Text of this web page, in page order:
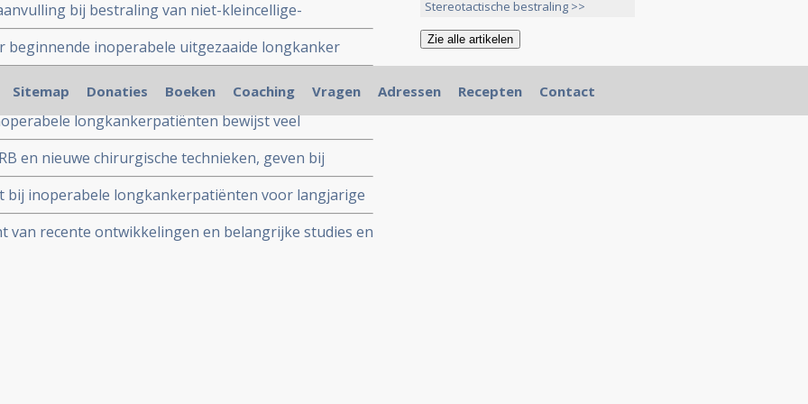
bij bestraling van niet-kleincellige-
resultaten in twee fase II studies bij 52 en 51
beginnende inoperabele uitgezaaide longkanker
van 40 procent en en ziektevrije tijd van 26 procent.
4 jaar te bedragen.
longkanker lijkt uitstekend alternatief voor
effectiever.
longkankerpatiënten bewijst veel
bijwerkingen te zijn dan traditionele bestraling van
en nieuwe chirurgische technieken, geven bij
stadium I uitstekende resultaten op overlevingstijd,
bij inoperabele longkankerpatiënten voor langjarige
dan 2 cm. voor 89 procent 5-jaars overleving.
van recente ontwikkelingen en belangrijke studies en
Stereotactische bestraling >>
Sitemap Donaties Boeken Coaching Vragen Adressen Recepten Contact